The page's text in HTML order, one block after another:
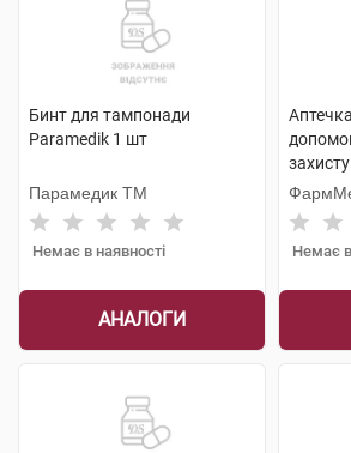
Бинт для тампонади
Paramedik 1 шт
Парамедик ТМ
Немає в наявності
АНАЛОГИ
Немає в